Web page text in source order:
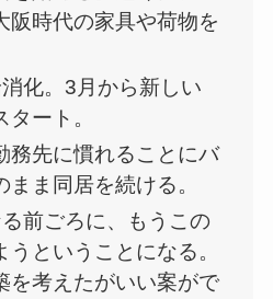
阪時代の家具や荷物を
化。3月から新しい
ート。
務先に慣れることにバ
ま同居を続ける。
前ごろに、もうこの
うということになる。
を考えたがいい案がで